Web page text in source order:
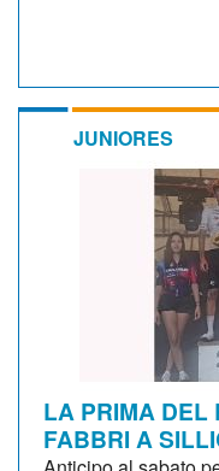
JUNIORES
LA PRIMA DEL
FABBRI A